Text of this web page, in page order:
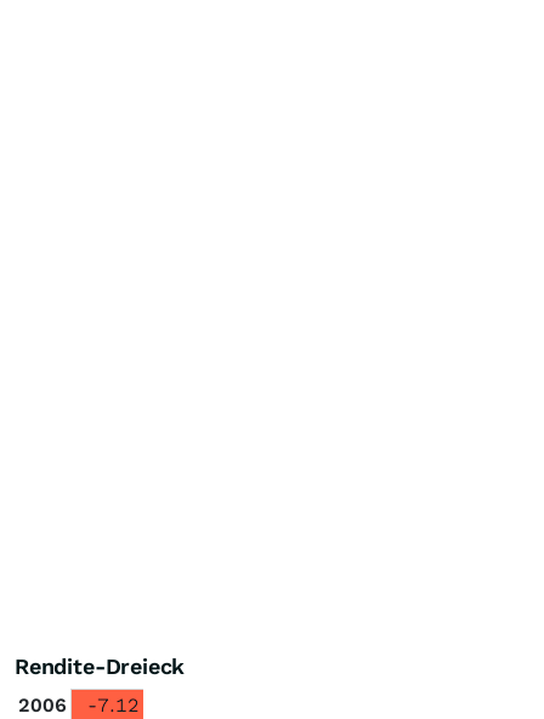
Rendite-Dreieck
2006
-7.12